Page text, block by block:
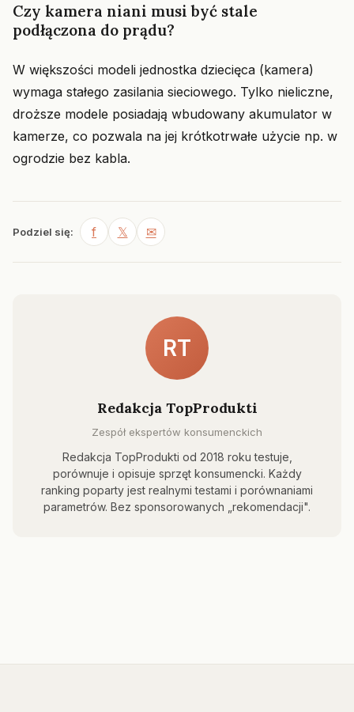
Czy kamera niani musi być stale
podłączona do prądu?
W większości modeli jednostka dziecięca (kamera)
wymaga stałego zasilania sieciowego. Tylko nieliczne,
droższe modele posiadają wbudowany akumulator w
kamerze, co pozwala na jej krótkotrwałe użycie np. w
ogrodzie bez kabla.
Podziel się: f 𝕏 ✉
RT
Redakcja TopProdukti
Zespół ekspertów konsumenckich
Redakcja TopProdukti od 2018 roku testuje,
porównuje i opisuje sprzęt konsumencki. Każdy
ranking poparty jest realnymi testami i porównaniami
parametrów. Bez sponsorowanych „rekomendacji".